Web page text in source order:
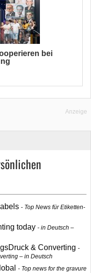
bei
Anzeige
Top News für Etiketten-
today
in Deutsch –
& Converting
– in Deutsch
Top news for the gravure